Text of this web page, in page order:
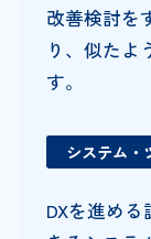
改善検討を
り、似たよ
す。
システム・
DXを進め